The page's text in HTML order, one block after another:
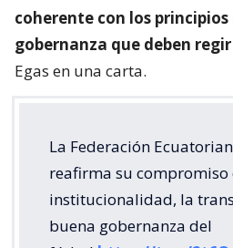
coherente con los principios
gobernanza que deben
Egas en una carta.
La Federación
reafirma su compromiso
institucionalidad, la
buena gobernanza del